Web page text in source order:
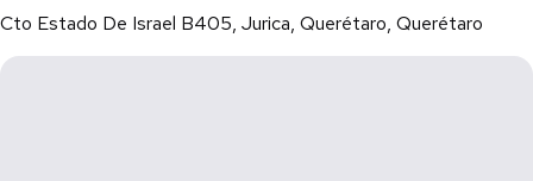
• ❄️ Aire acondicionado
• 🛋️ Se entrega 100% amueblado
Cto Estado De Israel B405, Jurica, Querétaro, Querétaro